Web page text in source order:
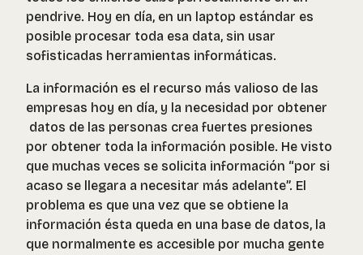
pendrive. Hoy en día, en un laptop estándar es
posible procesar toda esa data, sin usar
sofisticadas herramientas informáticas.
La información es el recurso más valioso de las
empresas hoy en día, y la necesidad por obtener
datos de las personas crea fuertes presiones
por obtener toda la información posible. He visto
que muchas veces se solicita información “por si
acaso se llegara a necesitar más adelante”. El
problema es que una vez que se obtiene la
información ésta queda en una base de datos, la
que normalmente es accesible por mucha gente